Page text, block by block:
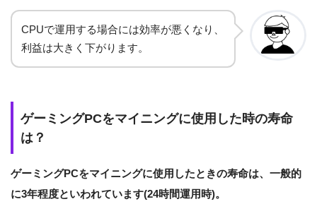
CPUで運用する場合には効率が悪くなり、
利益は大きく下がります。
ゲーミングPCをマイニングに使用した時の寿命
は？
ゲーミングPCをマイニングに使用したときの寿命は、一般的
に3年程度といわれています(24時間運用時)。